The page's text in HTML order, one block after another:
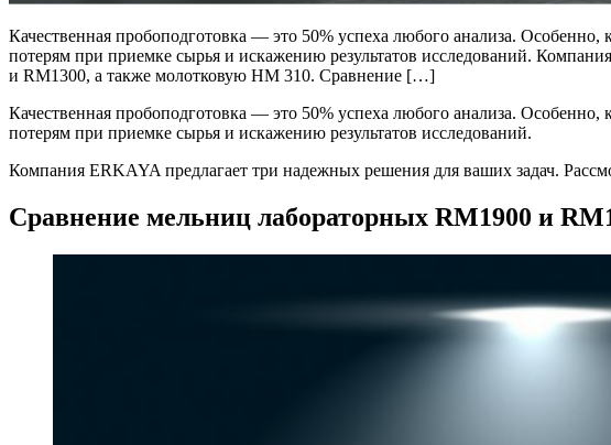
Качественная пробоподготовка — это 50% успеха любого анализа.
потерям при приемке сырья и искажению результатов исследований.
и RM1300, а также молотковую HM 310. Сравнение […]
Качественная пробоподготовка — это 50% успеха любого анализа.
потерям при приемке сырья и искажению результатов исследований.
Компания ERKAYA предлагает три надежных решения для ваших задач.
Сравнение мельниц лабораторных RM1900 и